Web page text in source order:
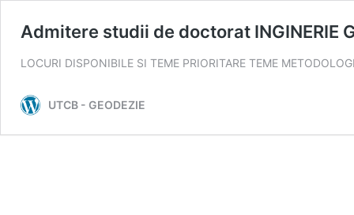
Admitere studii de doctorat INGINERIE
LOCURI DISPONIBILE SI TEME PRIORITARE TEME
UTCB - GEODEZIE